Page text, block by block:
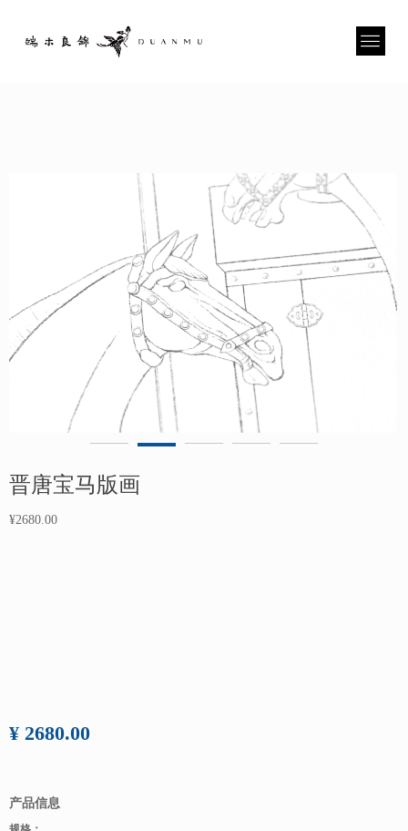
晋唐宝马版画
¥2680.00
¥ 2680.00
产品信息